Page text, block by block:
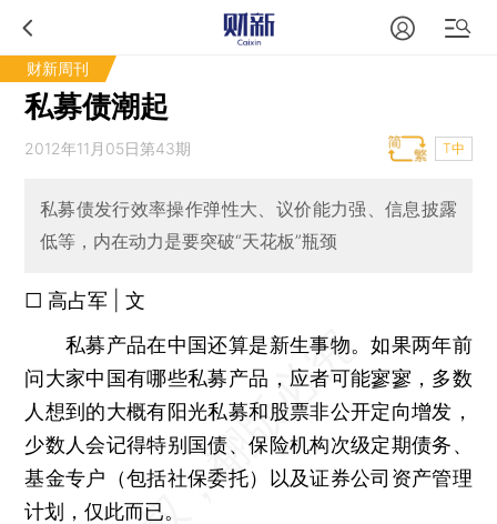
财新周刊
私募债潮起
2012年11月05日第43期 T中
私募债发行效率操作弹性大、议价能力强、信息披露
低等，内在动力是要突破“天花板”瓶颈
□ 高占军 | 文
私募产品在中国还算是新生事物。如果两年前
问大家中国有哪些私募产品，应者可能寥寥，多数
人想到的大概有阳光私募和股票非公开定向增发，
少数人会记得特别国债、保险机构次级定期债务、
基金专户（包括社保委托）以及证券公司资产管理
计划，仅此而已。